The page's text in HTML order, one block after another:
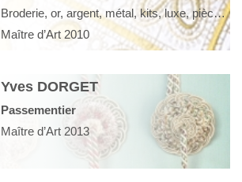
Broderie, or, argent, métal, kits, luxe, pièce unique, série limitée, interizur, bijoux, formation, cours, stage, Galet gainés brodés
Maître d’Art 2010
Yves DORGET
Passementier
Maître d’Art 2013